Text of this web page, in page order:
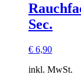
Sec.
€ 6,90
inkl. MwSt.